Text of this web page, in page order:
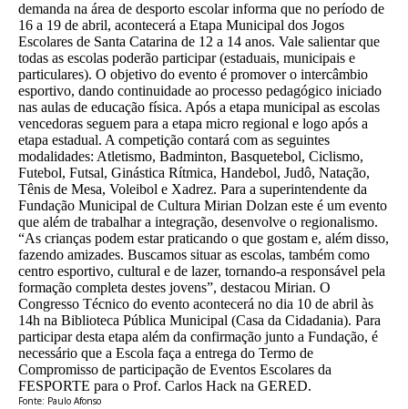
demanda na área de desporto escolar informa que no período de
16 a 19 de abril, acontecerá a Etapa Municipal dos Jogos
Escolares de Santa Catarina de 12 a 14 anos. Vale salientar que
todas as escolas poderão participar (estaduais, municipais e
particulares). O objetivo do evento é promover o intercâmbio
esportivo, dando continuidade ao processo pedagógico iniciado
nas aulas de educação física. Após a etapa municipal as escolas
vencedoras seguem para a etapa micro regional e logo após a
etapa estadual. A competição contará com as seguintes
modalidades: Atletismo, Badminton, Basquetebol, Ciclismo,
Futebol, Futsal, Ginástica Rítmica, Handebol, Judô, Natação,
Tênis de Mesa, Voleibol e Xadrez. Para a superintendente da
Fundação Municipal de Cultura Mirian Dolzan este é um evento
que além de trabalhar a integração, desenvolve o regionalismo.
“As crianças podem estar praticando o que gostam e, além disso,
fazendo amizades. Buscamos situar as escolas, também como
centro esportivo, cultural e de lazer, tornando-a responsável pela
formação completa destes jovens”, destacou Mirian. O
Congresso Técnico do evento acontecerá no dia 10 de abril às
14h na Biblioteca Pública Municipal (Casa da Cidadania). Para
participar desta etapa além da confirmação junto a Fundação, é
necessário que a Escola faça a entrega do Termo de
Compromisso de participação de Eventos Escolares da
FESPORTE para o Prof. Carlos Hack na GERED.
Fonte: Paulo Afonso